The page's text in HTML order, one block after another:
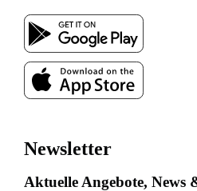
Newsletter
Aktuelle Angebote, News